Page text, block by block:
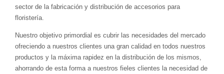
sector de la fabricación y distribución de accesorios para
floristería.
Nuestro objetivo primordial es cubrir las necesidades del mercado
ofreciendo a nuestros clientes una gran calidad en todos nuestros
productos y la máxima rapidez en la distribución de los mismos,
ahorrando de esta forma a nuestros fieles clientes la necesidad de